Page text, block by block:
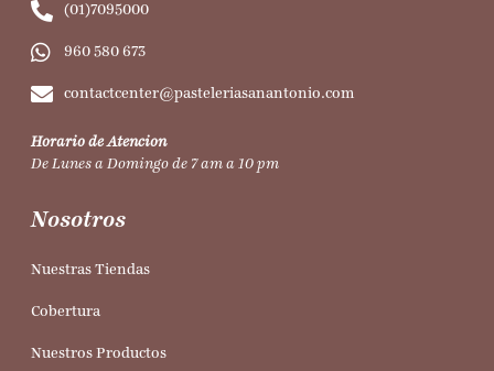
(01)7095000
960 580 673
contactcenter@pasteleriasanantonio.com
Horario de Atencion
De Lunes a Domingo de 7 am a 10 pm
Nosotros
Nuestras Tiendas
Cobertura
Nuestros Productos